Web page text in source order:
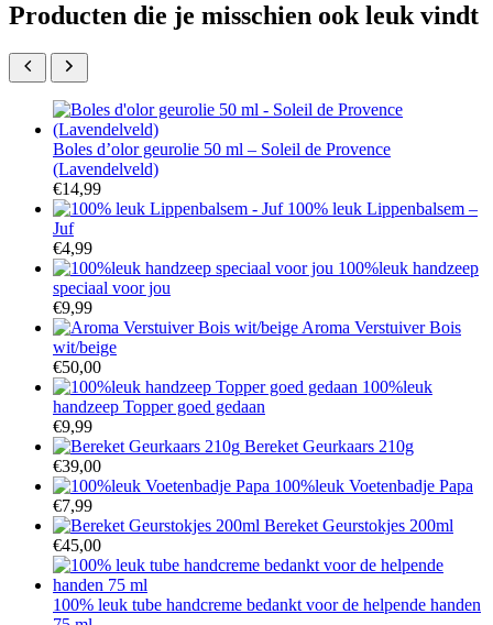
Producten die je misschien ook leuk vindt
Boles d’olor geurolie 50 ml – Soleil de Provence
(Lavendelveld)
€14,99
100% leuk Lippenbalsem –
Juf
€4,99
100%leuk handzeep
speciaal voor jou
€9,99
Aroma Verstuiver Bois
wit/beige
€50,00
100%leuk
handzeep Topper goed gedaan
€9,99
Bereket Geurkaars 210g
€39,00
100%leuk Voetenbadje Papa
€7,99
Bereket Geurstokjes 200ml
€45,00
100% leuk tube handcreme bedankt voor de helpende handen